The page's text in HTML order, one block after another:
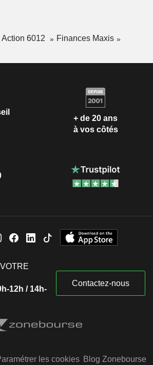
Action 6012
Finances Maxis
+ de 20 ans
à vos côtés
12h / 14h-
Contactez-nous
les cookies Blog Zonebourse